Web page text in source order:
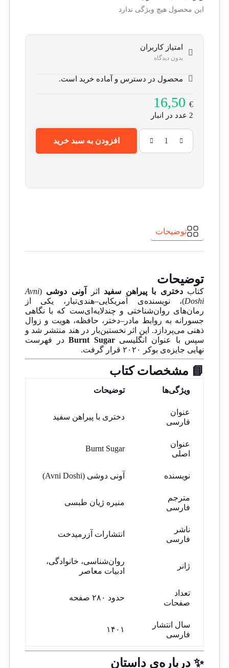
این محصول هیچ ویژگی ندارد
امتیاز کاربران
بدون دیدگاه
محصول در دسترس و آماده خرید است.
16,50€
2 عدد در انبار
افزودن به سبد خرید
توضیحات
توضیحات
کتابدختری با پیراهن سفید اثر آونی دوشی (
Avni
Doshi)، نویسنده‌ی آمریکایی–هندی‌تبار، یکی از
رمان‌های روان‌شناختی و چندلایه‌ای‌ست که با نگاهی
جسورانه به روابط مادر–دختر، حافظه، هویت و زوال
ذهنی می‌پردازد. این اثر نخستین‌بار در هند منتشر شد و
سپس با عنوان انگلیسیBurnt Sugarدر فهرست
نهایی جایزه‌ی بوکر ۲۰۲۰ قرار گرفت.
📘 مشخصات کتاب
ویژگی‌ها توضیحات
عنوان
فارسی
دختری با پیراهن سفید
عنوان
اصلی
Burnt Sugar
نویسنده آونی دوشی (Avni Doshi)
مترجم
فارسی
منیره ژیان طبسی
ناشر
فارسی
انتشارات آزرمیدخت
ژانر
روان‌شناسی، خانوادگی،
ادبیات معاصر
تعداد
صفحات
حدود ۲۸۰ صفحه
سال انتشار
فارسی
۱۴۰۱
✨ درباره‌ی داستان